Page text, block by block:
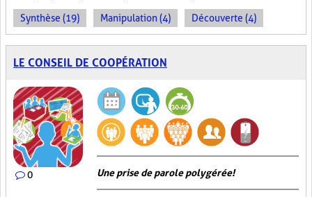
Synthèse (19) Manipulation (4) Découverte (4)
LE CONSEIL DE COOPÉRATION
0 Une prise de parole polygérée!